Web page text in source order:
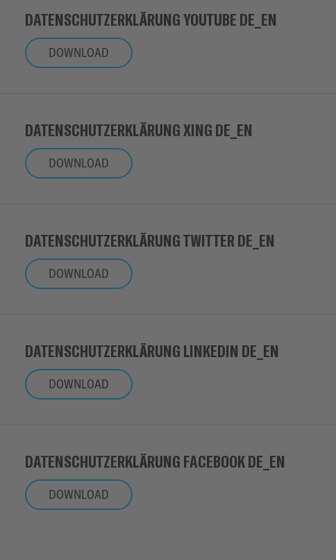
DATENSCHUTZERKLÄRUNG YOUTUBE DE_EN
DOWNLOAD
DATENSCHUTZERKLÄRUNG XING DE_EN
DOWNLOAD
DATENSCHUTZERKLÄRUNG TWITTER DE_EN
DOWNLOAD
DATENSCHUTZERKLÄRUNG LINKEDIN DE_EN
DOWNLOAD
DATENSCHUTZERKLÄRUNG FACEBOOK DE_EN
DOWNLOAD